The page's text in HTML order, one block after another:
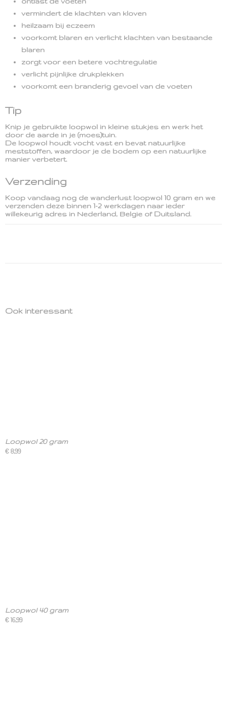
vermindert de klachten van kloven
heilzaam bij eczeem
voorkomt blaren en verlicht klachten van bestaande
blaren
zorgt voor een betere vochtregulatie
verlicht pijnlijke drukplekken
voorkomt een branderig gevoel van de voeten
Tip
Knip je gebruikte loopwol in kleine stukjes en werk het
door de aarde in je (moes)tuin.
De loopwol houdt vocht vast en bevat natuurlijke
meststoffen, waardoor je de bodem op een natuurlijke
manier verbetert.
Verzending
Koop vandaag nog de wanderlust loopwol 10 gram en we
verzenden deze binnen 1-2 werkdagen naar ieder
willekeurig adres in Nederland, Belgie of Duitsland.
Ook interessant
Loopwol 20 gram
€ 8,99
Loopwol 40 gram
€ 16,99